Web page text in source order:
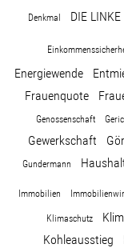
Denkmal DIE LINKE
Energiewende
Frauenquote
Genossenschaft
Gewerkschaft
Gundermann
Immobilien
Klimaschutz
Kohleausstieg